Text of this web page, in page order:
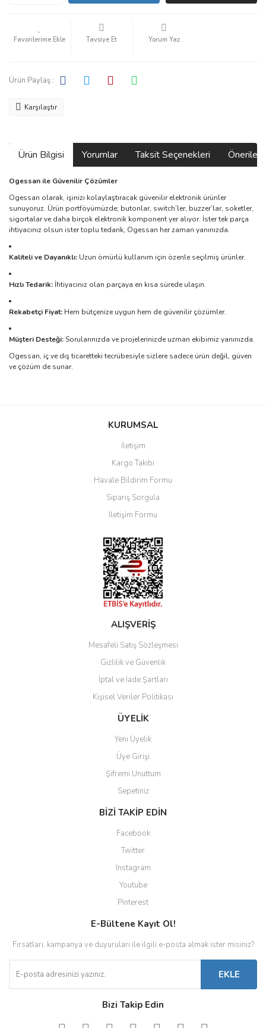
Tavsiye Et Yorum Yaz
Ürün Paylaş :
Karşılaştır
Ürün Bilgisi Yorumlar Taksit Seçenekleri
Ogessan ile Güvenilir Çözümler
Ogessan olarak, işinizi kolaylaştıracak güvenilir elektronik ürünler
sunuyoruz. Ürün portföyümüzde; butonlar, switch’ler, buzzer’lar, soketler,
sigortalar ve daha birçok elektronik komponent yer alıyor. İster tek parça
ihtiyacınız olsun ister toplu tedarik, Ogessan her zaman yanınızda.
Kaliteli ve Dayanıklı: Uzun ömürlü kullanım için özenle seçilmiş ürünler.
Hızlı Tedarik: İhtiyacınız olan parçaya en kısa sürede ulaşın.
Rekabetçi Fiyat: Hem bütçenize uygun hem de güvenilir çözümler.
Müşteri Desteği:Sorularınızda ve projelerinizde uzman ekibimiz yanınızda.
Ogessan, iç ve dış ticaretteki tecrübesiyle sizlere sadece ürün değil, güven
ve çözüm de sunar.
Bu ürüne ilk yorumu siz yapın!
Ürün resmi kalitesiz, bozuk veya görüntülenemiyor.
Ürün açıklamasında eksik bilgiler bulunuyor.
Ürün bilgilerinde hatalar bulunuyor.
Ürün fiyatı diğer sitelerden daha pahalı.
Gönder
KURUMSAL
İletişim
Kargo Takibi
Havale Bildirim Formu
Sipariş Sorgula
İletişim Formu
ALIŞVERİŞ
Mesafeli Satış Sözleşmesi
Gizlilik ve Güvenlik
İptal ve İade Şartları
Kişisel Veriler Politikası
ÜYELİK
Yeni Üyelik
Üye Girişi
Şifremi Unuttum
Sepetiniz
BİZİ TAKİP EDİN
Facebook
Twitter
Instagram
Youtube
Pinterest
E-Bültene Kayıt Ol!
Fırsatları, kampanya ve duyuruları ile ilgili e-posta almak ister misiniz?
EKLE
Bizi Takip Edin